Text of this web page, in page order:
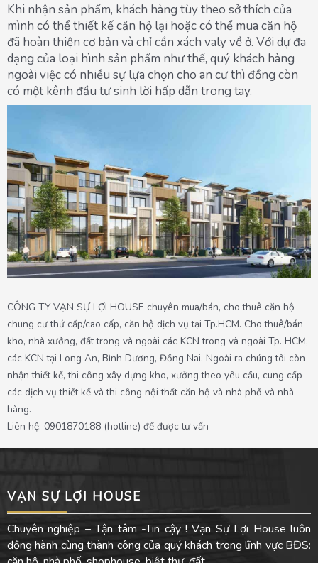
Khi nhận sản phẩm, khách hàng tùy theo sở thích của
mình có thể thiết kế căn hộ lại hoặc có thể mua căn hộ
đã hoàn thiện cơ bản và chỉ cần xách valy về ở. Với dự đa
dạng của loại hình sản phẩm như thế, quý khách hàng
ngoài việc có nhiều sự lựa chọn cho an cư thì đồng còn
có một kênh đầu tư sinh lời hấp dẫn trong tay.
CÔNG TY VẠN SỰ LỢI HOUSE chuyên mua/bán, cho thuê căn hộ
chung cư thứ cấp/cao cấp, căn hộ dịch vụ tại Tp.HCM. Cho thuê/bán
kho, nhà xưởng, đất trong và ngoài các KCN trong và ngoài Tp. HCM,
các KCN tại Long An, Bình Dương, Đồng Nai. Ngoài ra chúng tôi còn
nhận thiết kế, thi công xây dựng kho, xưởng theo yêu cầu, cung cấp
các dịch vụ thiết kế và thi công nội thất căn hộ và nhà phố và nhà
hàng.
Liên hệ: 0901870188 (hotline) để được tư vấn
VẠN SỰ LỢI HOUSE
Chuyên nghiệp – Tận tâm -Tin cậy ! Vạn Sự Lợi House luôn
đồng hành cùng thành công của quý khách trong lĩnh vực BĐS: